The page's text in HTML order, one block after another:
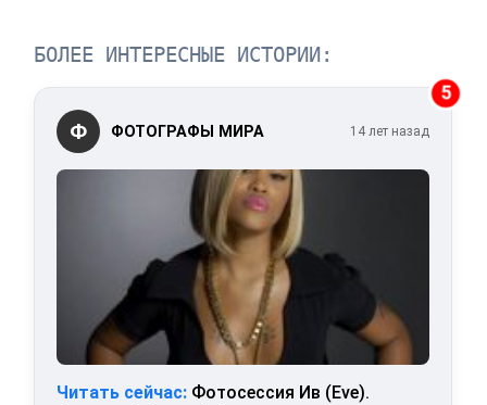
БОЛЕЕ ИНТЕРЕСНЫЕ ИСТОРИИ:
5
Ф ФОТОГРАФЫ МИРА 14 лет назад
Читать сейчас: Фотосессия Ив (Eve).